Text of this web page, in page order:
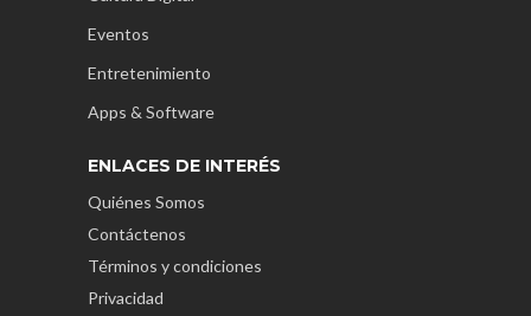
Eventos
Entretenimiento
Apps & Software
ENLACES DE INTERÉS
Quiénes Somos
Contáctenos
Términos y condiciones
Privacidad